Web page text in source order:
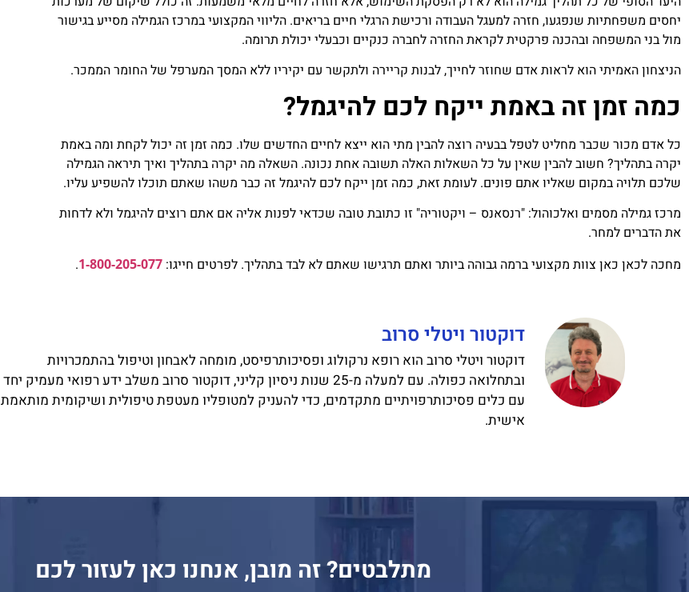
יחסים משפחתיות שנפגעו, חזרה למעגל העבודה ורכישת הרגלי חיים בריאים. הליווי המקצועי במרכז הגמילה מסייע בגישור
מול בני המשפחה ובהכנה פרקטית לקראת החזרה לחברה כנקיים וכבעלי יכולת תרומה.
הניצחון האמיתי הוא לראות אדם שחוזר לחייך, לבנות קריירה ולתקשר עם יקיריו ללא המסך המערפל של החומר הממכר.
כמה זמן זה באמת ייקח לכם להיגמל?
כל אדם מכור שכבר מחליט לטפל בבעיה רוצה להבין מתי הוא ייצא לחיים החדשים שלו. כמה זמן זה יכול לקחת ומה באמת
יקרה בתהליך? חשוב להבין שאין על כל השאלות האלה תשובה אחת נכונה. השאלה מה יקרה בתהליך ואיך תיראה הגמילה
שלכם תלויה במקום שאליו אתם פונים. לעומת זאת, כמה זמן ייקח לכם להיגמל זה כבר משהו שאתם תוכלו להשפיע עליו.
מרכז גמילה מסמים ואלכוהול: "רנסאנס – ויקטוריה" זו כתובת טובה שכדאי לפנות אליה אם אתם רוצים להיגמל ולא לדחות
את הדברים למחר.
מחכה לכאן כאן צוות מקצועי ברמה גבוהה ביותר ואתם תרגישו שאתם לא לבד בתהליך. לפרטים חייגו: 1-800-205-077
.
דוקטור ויטלי סרוב
דוקטור ויטלי סרוב הוא רופא נרקולוג ופסיכותרפיסט, מומחה לאבחון וטיפול בהתמכרויות
ובתחלואה כפולה. עם למעלה מ-25 שנות ניסיון קליני, דוקטור סרוב משלב ידע רפואי מעמיק יחד
עם כלים פסיכותרפויתיים מתקדמים, כדי להעניק למטופליו מעטפת טיפולית ושיקומית מותאמת
אישית.
מתלבטים? זה מובן, אנחנו כאן לעזור לכם